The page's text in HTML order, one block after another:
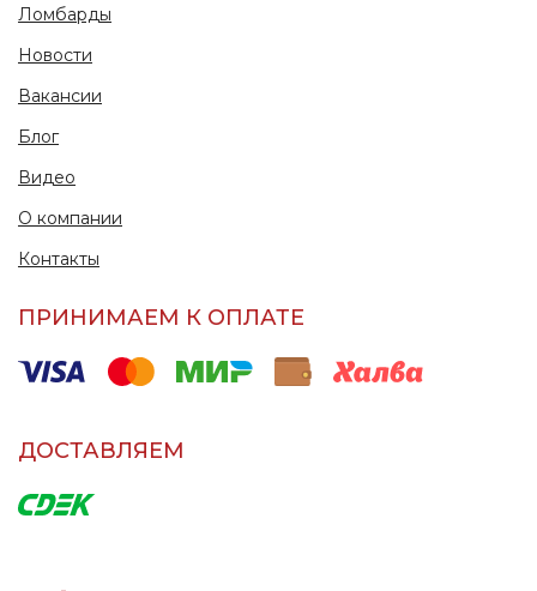
Ломбарды
Новости
Вакансии
Блог
Видео
О компании
Контакты
ПРИНИМАЕМ К ОПЛАТЕ
ДОСТАВЛЯЕМ